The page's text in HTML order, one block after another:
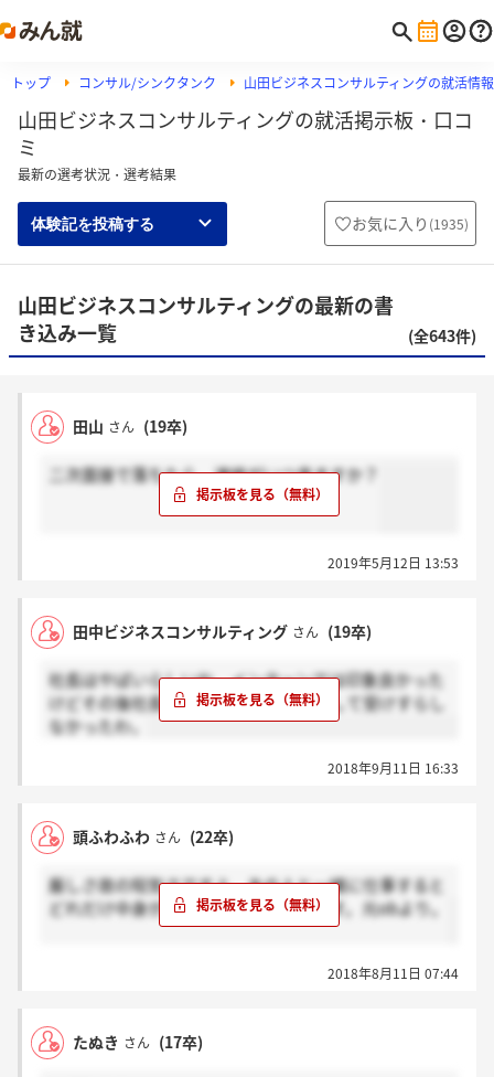
トップ コンサル/シンクタンク 山田ビジネスコンサルティングの就活情報
山田ビジネスコンサルティングの就活掲示板・口コ
ミ
最新の選考状況・選考結果
体験記を投稿する お気に入り (1935)
山田ビジネスコンサルティングの最新の書
き込み一覧
(全643件)
田山 さん (19卒)
二次面接で落ちたら、連絡がいつ来ますか？
2019年5月12日 13:53
田中ビジネスコンサルティング さん (19卒)
社長はやばいらしいね．インターンでは印象良かった
けどその後社長の悪い噂ばっかり耳にして受けすらし
なかったわ，
2018年9月11日 16:33
頭ふわふわ さん (22卒)
厳しさ故の短気さですよ。あの人と一緒に仕事すると
どれだけ中身が緻密なのかがわかります。元obより。
2018年8月11日 07:44
たぬき さん (17卒)